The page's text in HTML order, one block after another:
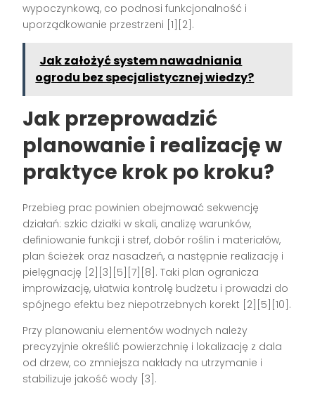
wypoczynkową, co podnosi funkcjonalność i
uporządkowanie przestrzeni [1][2].
Jak założyć system nawadniania
ogrodu bez specjalistycznej wiedzy?
Jak przeprowadzić
planowanie i realizację w
praktyce krok po kroku?
Przebieg prac powinien obejmować sekwencję
działań: szkic działki w skali, analizę warunków,
definiowanie funkcji i stref, dobór roślin i materiałów,
plan ścieżek oraz nasadzeń, a następnie realizację i
pielęgnację [2][3][5][7][8]. Taki plan ogranicza
improwizację, ułatwia kontrolę budżetu i prowadzi do
spójnego efektu bez niepotrzebnych korekt [2][5][10].
Przy planowaniu elementów wodnych należy
precyzyjnie określić powierzchnię i lokalizację z dala
od drzew, co zmniejsza nakłady na utrzymanie i
stabilizuje jakość wody [3].